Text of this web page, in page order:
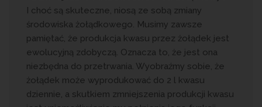
I choć są skuteczne, niosą ze sobą zmiany
środowiska żołądkowego. Musimy zawsze
pamiętać, że produkcja kwasu przez żołądek jest
ewolucyjną zdobyczą. Oznacza to, że jest ona
niezbędna do przetrwania. Wyobraźmy sobie, że
żołądek może wyprodukować do 2 l kwasu
dziennie, a skutkiem zmniejszenia produkcji kwasu